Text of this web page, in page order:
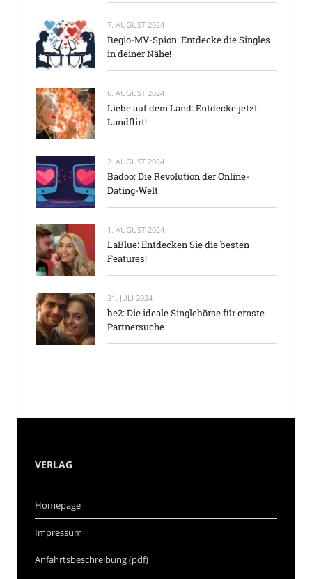
7. AUGUST 2024
Regio-MV-Spion: Entdecke die Singles
in deiner Nähe!
6. AUGUST 2024
Liebe auf dem Land: Entdecke jetzt
Landflirt!
2. AUGUST 2024
Badoo: Die Revolution der Online-
Dating-Welt
1. AUGUST 2024
LaBlue: Entdecken Sie die besten
Features!
31. JULI 2024
be2: Die ideale Singlebörse für ernste
Partnersuche
VERLAG
Homepage
Impressum
Anfahrtsbeschreibung (pdf)